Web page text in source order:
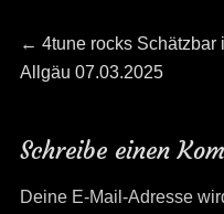
← Previous
post:
4tune rocks Schätzbar
Allgäu 07.03.2025
Schreibe einen
Deine E-Mail-Adresse